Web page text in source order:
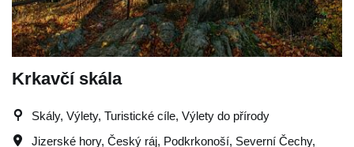
Krkavčí skála
Skály, Výlety, Turistické cíle, Výlety do přírody
Jizerské hory, Český ráj, Podkrkonoší, Severní Čechy,